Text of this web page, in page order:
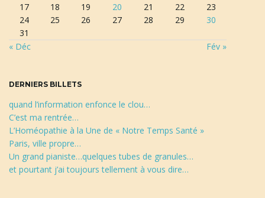
c
« Déc Fév »
17
18 19 20 21 22
23
24
25 26 27 28 29
30
31
DERNIERS BILLETS
quand l’information enfonce le clou…
C’est ma rentrée…
L’Homéopathie à la Une de « Notre Temps Santé »
Paris, ville propre…
Un grand pianiste…quelques tubes de granules…
et pourtant j’ai toujours tellement à vous dire…